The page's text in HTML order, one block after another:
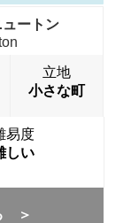
ートン
立地
小さな町
易度
しい
＞